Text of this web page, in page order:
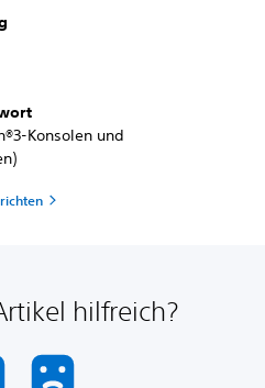
Konsolen und
hilfreich?